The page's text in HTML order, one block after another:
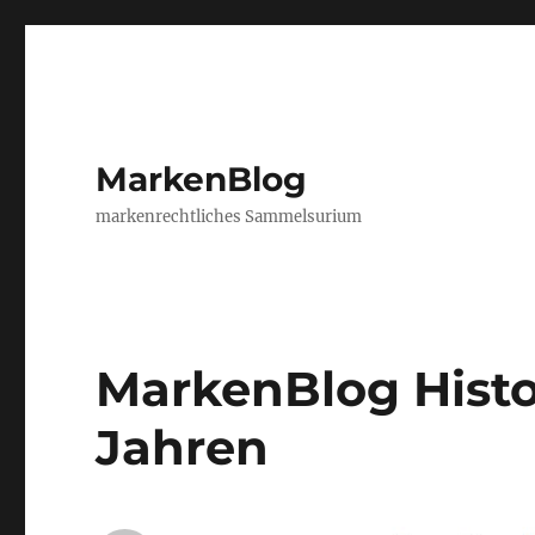
MarkenBlog
markenrechtliches Sammelsurium
MarkenBlog
Jahren